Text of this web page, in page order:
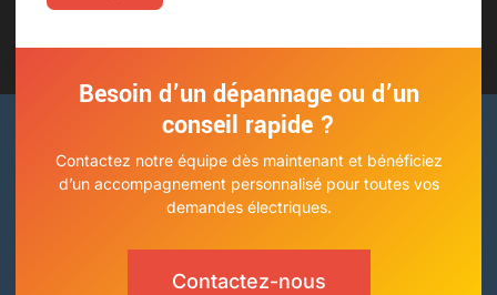
Besoin d’un dépannage ou d’un
conseil rapide ?
Contactez notre équipe dès maintenant et bénéficiez
d’un accompagnement personnalisé pour toutes vos
demandes électriques.
Contactez-nous